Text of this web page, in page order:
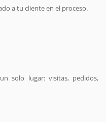
a tu cliente en el proceso.
solo lugar: visitas, pedidos,